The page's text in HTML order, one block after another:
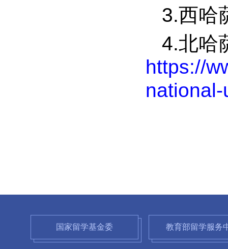
3.西哈
4.北哈
https://
国家留学基金委 教育部留学服务